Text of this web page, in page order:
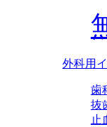
外科用
歯
抜
止